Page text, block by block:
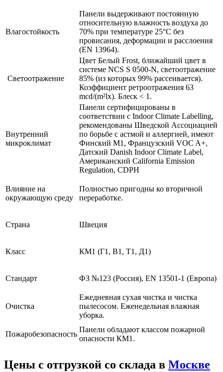
Влагостойкость
Панели выдерживают постоянную
относительную влажность воздуха до
70% при температуре 25°C без
провисания, деформации и расслоения
(EN 13964).
Светоотражение
Цвет Белый Frost, ближайший цвет в
системе NCS S 0500-N, светоотражение
85% (из которых 99% рассеивается).
Коэффициент ретроотражения 63
mcd/(m²lx). Блеск < 1.
Внутренний
микроклимат
Панели сертифицированы в
соответствии с Indoor Climate Labelling,
рекомендованы Шведской Ассоциацией
по борьбе с астмой и аллергией, имеют
Финский М1, Французский VOC A+,
Датский Danish Indoor Climate Label,
Американский California Emission
Regulation, CDPH
Влияние на
окружающую среду
Полностью пригодны ко вторичной
переработке.
Страна Швеция
Класс КМ1 (Г1, В1, Т1, Д1)
Стандарт ФЗ №123 (Россия), EN 13501-1 (Европа)
Очистка
Ежедневная сухая чистка и чистка
пылесосом. Еженедельная влажная
уборка.
Пожаробезопасность
Панели обладают классом пожарной
опасности КМ1.
Цены с отгрузкой со склада в Москве